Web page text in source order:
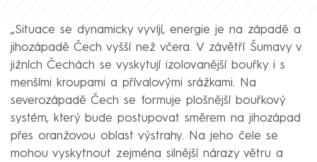
„Situace se dynamicky vyvíjí, energie je na západě a
jihozápadě Čech vyšší než včera. V závětří Šumavy v
jižních Čechách se vyskytují izolovanější bouřky i s
menšími kroupami a přívalovými srážkami. Na
severozápadě Čech se formuje plošnější bouřkový
systém, který bude postupovat směrem na jihozápad
přes oranžovou oblast výstrahy. Na jeho čele se
mohou vyskytnout zejména silnější nárazy větru a